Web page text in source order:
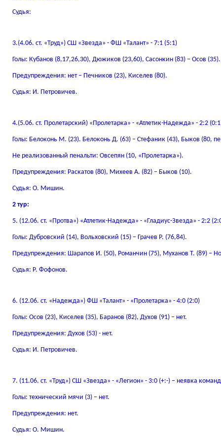
Судья:
3.(4.06. ст. «Труд») СШ «Звезда» - ФШ «Талант» - 7:1 (5:1)
Голы: Кубанов (8,17,26,30), Дюжиков (23,60), Сасонкин (83) – Осов (35).
Предупреждения: нет – Печников (23), Киселев (80).
Судья: И. Петровичев.
4.(5.06. ст. Пролетарский) «Пролетарка» - «Атлетик-Надежда» - 2:2
Голы: Белоконь М. (23). Белоконь Д. (63) – Стефаник (43), Быков (80,
Не реализованный пенальти: Овсепян (10, «Пролетарка»).
Предупреждения: Раскатов (80), Михеев А. (82) – Быков (10).
Судья: О. Мишин.
2 тур:
5. (12.06. ст. «Протва») «Атлетик-Надежда» - «Гладиус-Звезда» - 2:2
Голы: Дубровский (14), Вольховский (15) – Грачев Р. (76,84).
Предупреждения: Шарапов И. (50), Романчин (75), Муханов Т. (89) –
Судья: Р. Фофонов.
6. (12.06. ст. «Надежда») ФШ «Талант» - «Пролетарка» - 4:0 (2:0)
Голы: Осов (23), Киселев (35), Баранов (82), Духов (91) – нет.
Предупреждения: Духов (53) - нет.
Судья: И. Петровичев.
7. (11.06. ст. «Труд») СШ «Звезда» - «Легион» - 3:0 (+:-) – неявка
Голы: технический мячи (3) – нет.
Предупреждения: нет.
Судья: О. Мишин.